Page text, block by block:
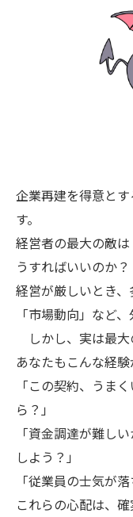
企業再建を得意と
す。
経営者の最大の敵
うすればいいのか？
経営が厳しいとき、
「市場動向」など
しかし、実は最大
あなたもこんな経
「この契約、うま
ら？」
「資金調達が難し
しよう？」
「従業員の士気が
これらの心配は、